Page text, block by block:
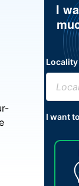
I
Locality
I want